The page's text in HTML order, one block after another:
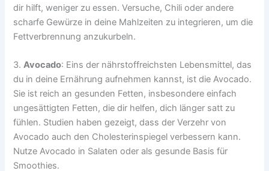
dir hilft, weniger zu essen. Versuche, Chili oder andere
scharfe Gewürze in deine Mahlzeiten zu integrieren, um die
Fettverbrennung anzukurbeln.
3.Avocado: Eins der nährstoffreichsten Lebensmittel, das
du in deine Ernährung aufnehmen kannst, ist die Avocado.
Sie ist reich an gesunden Fetten, insbesondere einfach
ungesättigten Fetten, die dir helfen, dich länger satt zu
fühlen. Studien haben gezeigt, dass der Verzehr von
Avocado auch den Cholesterinspiegel verbessern kann.
Nutze Avocado in Salaten oder als gesunde Basis für
Smoothies.